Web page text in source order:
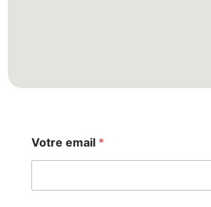
Votre email *